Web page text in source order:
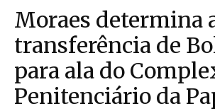
Moraes determina
transferência de
para ala do
Penitenciário da